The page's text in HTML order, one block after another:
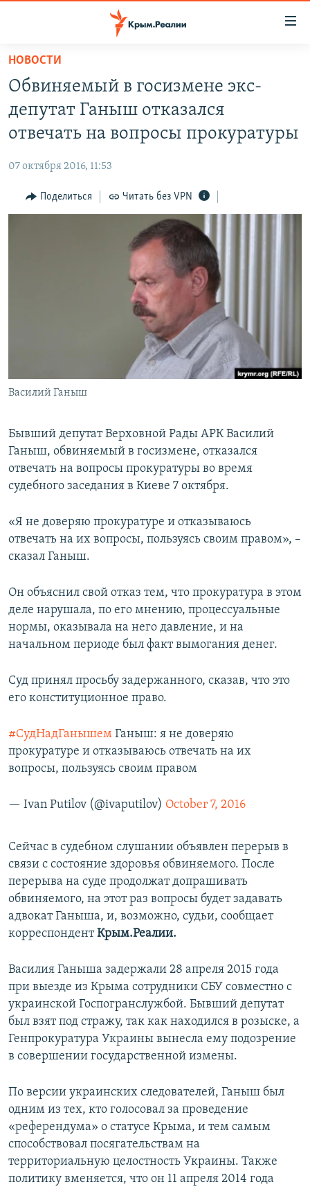
Вернуться
основному
содержанию
Вернутся
главной
навигации
Вернутся
НОВОСТИ
11 ЛЕТ ОККУПАЦИИ КРЫМА. 11 ИСТОРИЙ СОПРОТИВЛЕНИЯ
ВОДА
ЕЩЕ
ИНТЕРАКТИВ
ТЕЛЕПРОЕКТ КРЫМ.РЕАЛИИ
СОВЕТЫ ПРАВОЗАЩИТНИКОВ
УКРАИНСКАЯ ПРОБЛЕМА КРЫМА
РАДІО СВОБОДА
КАК ОБОЙТИ БЛОКИРОВКУ
НОВОСТИ
Обвиняемый в госизмене экс-
депутат Ганыш отказался
отвечать на вопросы прокуратуры
07 октября 2016, 11:53
Поделиться Читать без VPN
Василий Ганыш
Бывший депутат Верховной Рады АРК Василий
Ганыш, обвиняемый в госизмене, отказался
отвечать на вопросы прокуратуры во время
судебного заседания в Киеве 7 октября.
«Я не доверяю прокуратуре и отказываюсь
отвечать на их вопросы, пользуясь своим правом», –
сказал Ганыш.
Он объяснил свой отказ тем, что прокуратура в этом
деле нарушала, по его мнению, процессуальные
нормы, оказывала на него давление, и на
начальном периоде был факт вымогания денег.
​Суд принял просьбу задержанного, сказав, что это
его конституционное право.
#СудНадГанышем Ганыш: я не доверяю
прокуратуре и отказываюсь отвечать на их
вопросы, пользуясь своим правом
— Ivan Putilov (@ivaputilov) October 7, 2016
Сейчас в судебном слушании объявлен перерыв в
связи с состояние здоровья обвиняемого. После
перерыва на суде продолжат допрашивать
обвиняемого, на этот раз вопросы будет задавать
адвокат Ганыша, и, возможно, судьи, сообщает
корреспондентКрым.Реалии.
Василия Ганыша задержали 28 апреля 2015 года
при выезде из Крыма сотрудники СБУ совместно с
украинской Госпогранслужбой. Бывший депутат
был взят под стражу, так как находился в розыске, а
Генпрокуратура Украины вынесла ему подозрение
в совершении государственной измены.
По версии украинских следователей, Ганыш был
одним из тех, кто голосовал за проведение
«референдума» о статусе Крыма, и тем самым
способствовал посягательствам на
территориальную целостность Украины. Также
политику вменяется, что он 11 апреля 2014 года